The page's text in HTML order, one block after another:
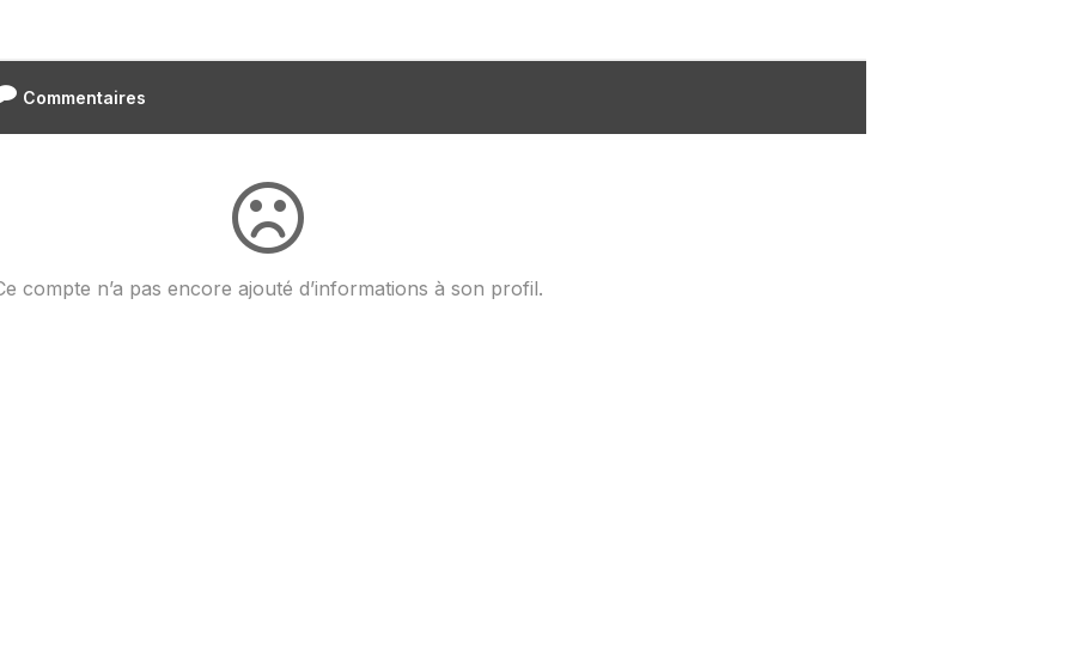
Commentaires
compte n’a pas encore ajouté d’informations à son profil.